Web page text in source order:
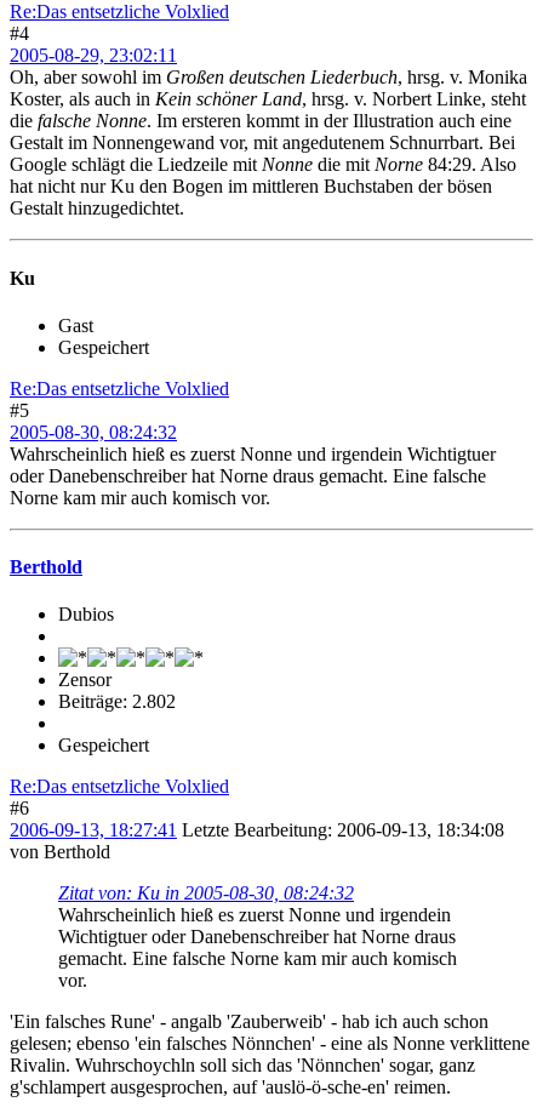
Re:Das entsetzliche Volxlied
#4
2005-08-29, 23:02:11
Oh, aber sowohl im Großen deutschen Liederbuch, hrsg. v. Monika
Koster, als auch in Kein schöner Land, hrsg. v. Norbert Linke, steht
die falsche Nonne. Im ersteren kommt in der Illustration auch eine
Gestalt im Nonnengewand vor, mit angedutenem Schnurrbart. Bei
Google schlägt die Liedzeile mit Nonne die mit Norne 84:29. Also
hat nicht nur Ku den Bogen im mittleren Buchstaben der bösen
Gestalt hinzugedichtet.
Ku
Gast
Gespeichert
Re:Das entsetzliche Volxlied
#5
2005-08-30, 08:24:32
Wahrscheinlich hieß es zuerst Nonne und irgendein Wichtigtuer
oder Danebenschreiber hat Norne draus gemacht. Eine falsche
Norne kam mir auch komisch vor.
Berthold
Dubios
Zensor
Beiträge: 2.802
Gespeichert
Re:Das entsetzliche Volxlied
#6
2006-09-13, 18:27:41 Letzte Bearbeitung: 2006-09-13, 18:34:08
von Berthold
Zitat von: Ku in 2005-08-30, 08:24:32
Wahrscheinlich hieß es zuerst Nonne und irgendein
Wichtigtuer oder Danebenschreiber hat Norne draus
gemacht. Eine falsche Norne kam mir auch komisch
vor.
'Ein falsches Rune' - angalb 'Zauberweib' - hab ich auch schon
gelesen; ebenso 'ein falsches Nönnchen' - eine als Nonne verklittene
Rivalin. Wuhrschoychln soll sich das 'Nönnchen' sogar, ganz
g'schlampert ausgesprochen, auf 'auslö-ö-sche-en' reimen.